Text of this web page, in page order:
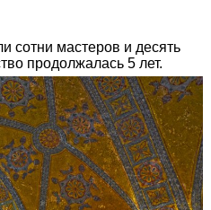
сотни мастеров и десять
продолжалась 5 лет.